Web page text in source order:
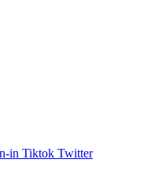
in Tiktok Twitter